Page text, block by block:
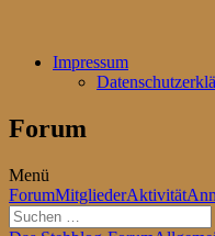
Impressum
Forum
Menü
Forum-
Navigation
ForumMitgliederAktivität